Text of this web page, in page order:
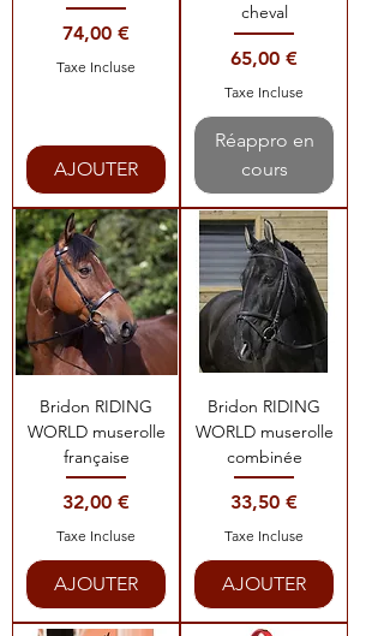
Prix
74,00 €
Taxe Incluse
AJOUTER
cheval
Prix
65,00 €
Taxe Incluse
Réappro en
cours
Bridon RIDING
WORLD muserolle
française
Prix
32,00 €
Taxe Incluse
AJOUTER
Bridon RIDING
WORLD muserolle
combinée
Prix
33,50 €
Taxe Incluse
AJOUTER